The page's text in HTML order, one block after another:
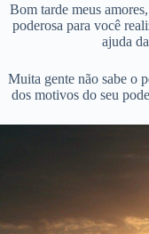
Bom tarde meus
poderosa para você
ajuda
Muita gente não sabe o
dos motivos do seu